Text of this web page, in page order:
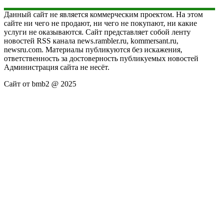
Данный сайт не является коммерческим проектом. На этом
сайте ни чего не продают, ни чего не покупают, ни какие
услуги не оказываются. Сайт представляет собой ленту
новостей RSS канала news.rambler.ru, kommersant.ru,
newsru.com. Материалы публикуются без искажения,
ответственность за достоверность публикуемых новостей
Администрация сайта не несёт.
Сайт от bmb2 @ 2025